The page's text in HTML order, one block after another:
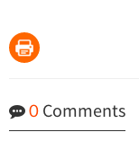
0 Comments